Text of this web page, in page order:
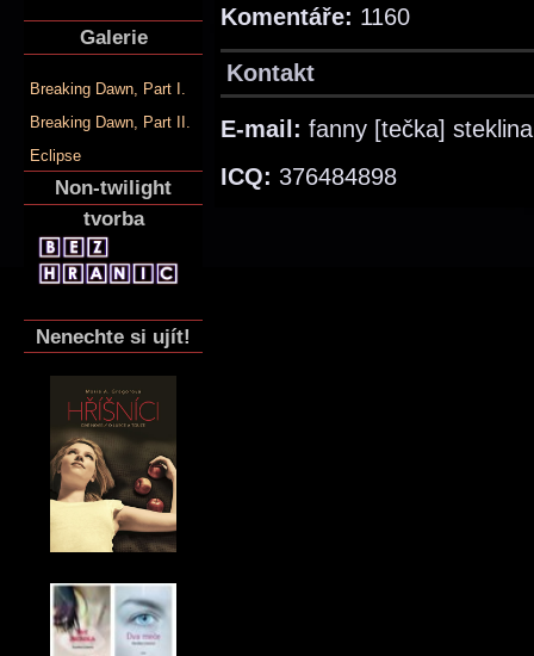
Galerie
Breaking Dawn, Part I.
Breaking Dawn, Part II.
Eclipse
Non-twilight
tvorba
Nenechte si ujít!
Komentáře: 1160
Kontakt
E-mail: fanny [tečka]
ICQ: 376484898